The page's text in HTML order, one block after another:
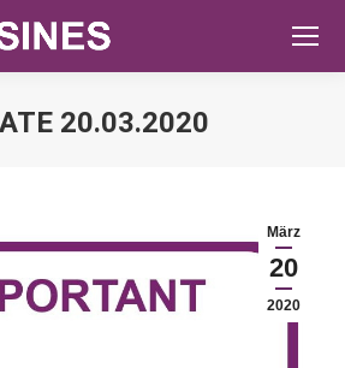
20.03.2020
März
20
2020